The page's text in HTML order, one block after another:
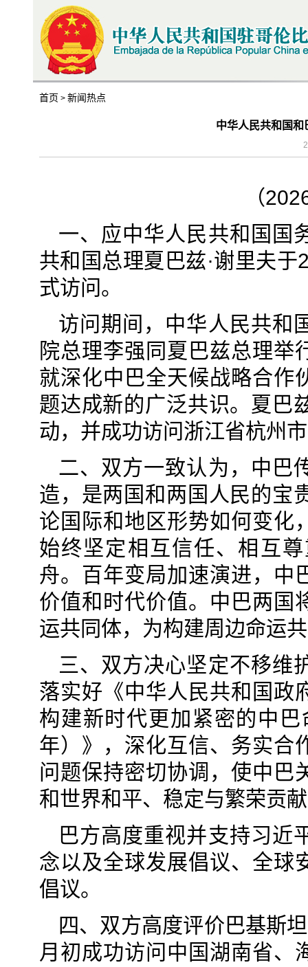
首页 > 新闻热点
中华人民共和国
（
一、应中华人民共和国国
共和国总理夏巴兹·谢里夫
式访问。
访问期间，中华人民共和
院总理李强同夏巴兹总理举
就深化中巴全天候战略合作
题达成新的广泛共识。夏巴
动，并成功访问浙江省杭州
二、双方一致认为，中巴
造，是两国和两国人民的宝
论国际和地区形势如何变化
始终坚定相互信任、相互
舟。百年变局加速演进，中
价值和时代价值。中巴两国
运共同体，为构建周边命运
三、双方决心坚定不移维
落实好《中华人民共和国政
构建新时代更加紧密的中
年）》，深化互信、务实合
问题保持密切协调，使中巴
和世界和平、稳定与繁荣贡
巴方高度重视并支持习近
念以及全球发展倡议、全球
倡议。
四、双方高度评价巴基斯
月初成功访问中国湖南省、